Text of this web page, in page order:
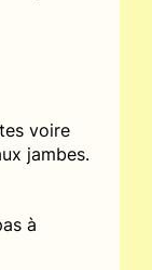
voire
jambes.
à